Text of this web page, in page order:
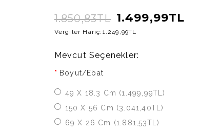
1.850,83TL 1.499,99TL
Vergiler Hariç: 1.249,99TL
Mevcut Seçenekler:
Boyut/Ebat
49 X 18.3 Cm (1.499,99TL)
150 X 56 Cm (3.041,40TL)
69 X 26 Cm (1.881,53TL)